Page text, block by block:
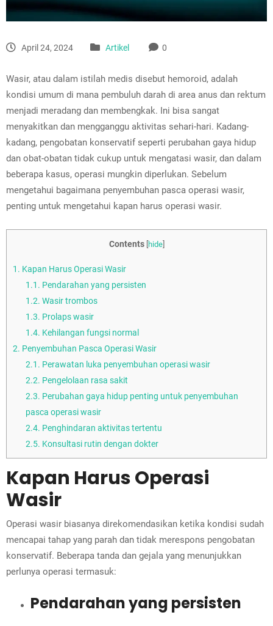
April 24, 2024 Artikel 0
Wasir, atau dalam istilah medis disebut hemoroid, adalah
kondisi umum di mana pembuluh darah di area anus dan rektum
menjadi meradang dan membengkak. Ini bisa sangat
menyakitkan dan mengganggu aktivitas sehari-hari. Kadang-
kadang, pengobatan konservatif seperti perubahan gaya hidup
dan obat-obatan tidak cukup untuk mengatasi wasir, dan dalam
beberapa kasus, operasi mungkin diperlukan. Sebelum
mengetahui bagaimana penyembuhan pasca operasi wasir,
penting untuk mengetahui kapan harus operasi wasir.
Contents hide]
1. Kapan Harus Operasi Wasir
1.1. Pendarahan yang persisten
1.2. Wasir trombos
1.3. Prolaps wasir
1.4. Kehilangan fungsi normal
2. Penyembuhan Pasca Operasi Wasir
2.1. Perawatan luka penyembuhan operasi wasir
2.2. Pengelolaan rasa sakit
2.3. Perubahan gaya hidup penting untuk penyembuhan
pasca operasi wasir
2.4. Penghindaran aktivitas tertentu
2.5. Konsultasi rutin dengan dokter
Kapan Harus Operasi
Wasir
Operasi wasir biasanya direkomendasikan ketika kondisi sudah
mencapai tahap yang parah dan tidak merespons pengobatan
konservatif. Beberapa tanda dan gejala yang menunjukkan
perlunya operasi termasuk:
Pendarahan yang persisten